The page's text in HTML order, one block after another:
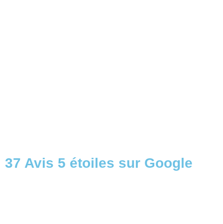
37 Avis 5 étoiles sur Google